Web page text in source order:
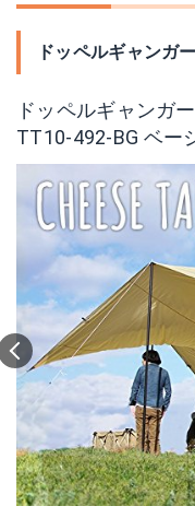
ドッペルギャンガ
ドッペルギャンガ
TT10-492-BG ベー